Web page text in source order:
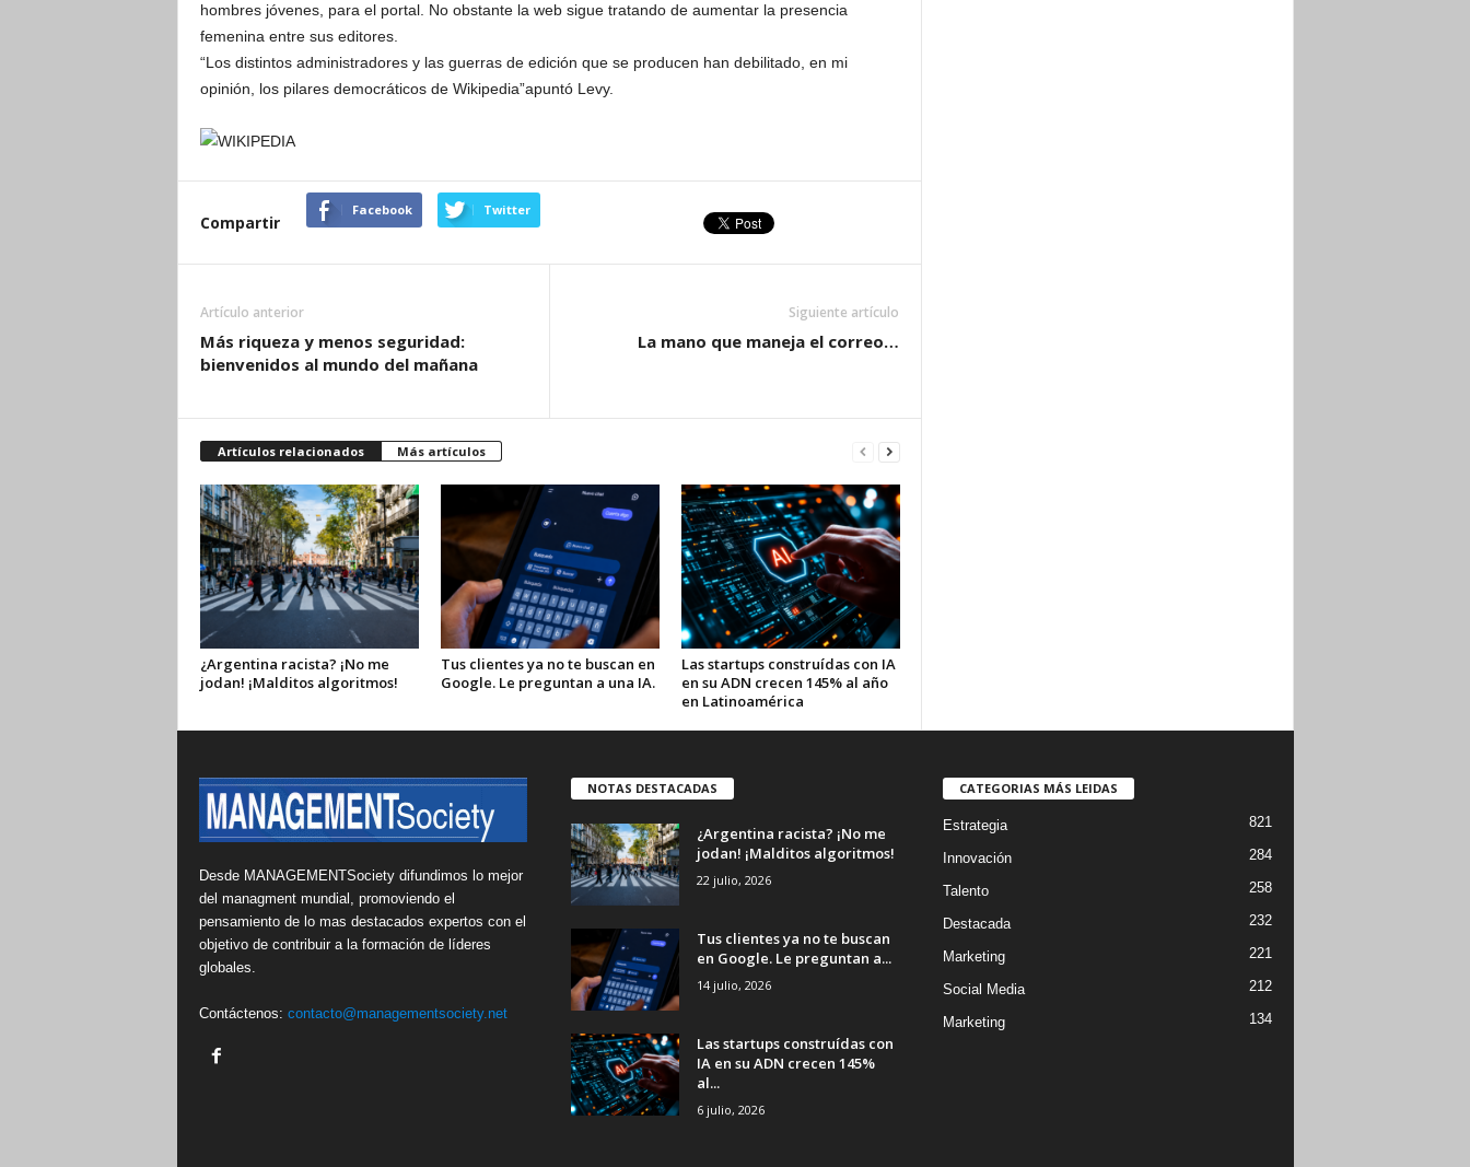
hombres jóvenes, para el portal. No obstante la web sigue tratando de aumentar la presencia
femenina entre sus editores.
“Los distintos administradores y las guerras de edición que se producen han debilitado, en mi
opinión, los pilares democráticos de Wikipedia”apuntó Levy.
Compartir
Facebook Twitter
Artículo anterior
Más riqueza y menos seguridad:
bienvenidos al mundo del mañana
Siguiente artículo
La mano que maneja el correo…
Artículos relacionados Más artículos
¿Argentina racista? ¡No me
jodan! ¡Malditos algoritmos!
Tus clientes ya no te buscan en
Google. Le preguntan a una IA.
Las startups construídas con IA
en su ADN crecen 145% al año
en Latinoamérica
Desde MANAGEMENTSociety difundimos lo mejor
del managment mundial, promoviendo el
pensamiento de lo mas destacados expertos con el
objetivo de contribuir a la formación de líderes
globales.
Contáctenos: contacto@managementsociety.net
NOTAS DESTACADAS
¿Argentina racista? ¡No me
jodan! ¡Malditos algoritmos!
22 julio, 2026
Tus clientes ya no te buscan
en Google. Le preguntan a...
14 julio, 2026
Las startups construídas con
IA en su ADN crecen 145%
al...
6 julio, 2026
CATEGORIAS MÁS LEIDAS
Estrategia 821
Innovación 284
Talento 258
Destacada 232
Marketing 221
Social Media 212
Marketing 134